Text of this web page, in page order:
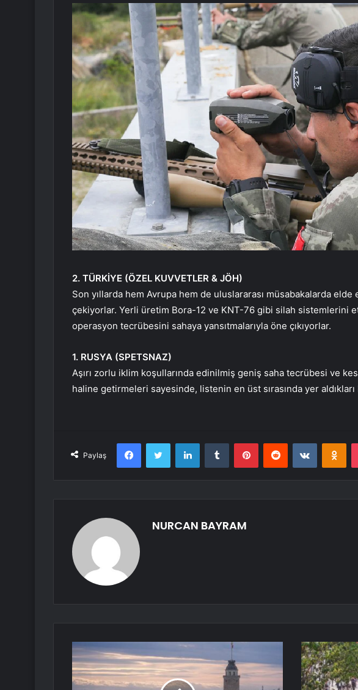
2. TÜRKİYE (ÖZEL KUVVETLER & JÖH)
Son yıllarda hem Avrupa hem de uluslararası müsabakalarda
çekiyorlar. Yerli üretim Bora-12 ve KNT-76 gibi silah sistemlerini
operasyon tecrübesini sahaya yansıtmalarıyla öne çıkıyorlar.
1. RUSYA (SPETSNAZ)
Aşırı zorlu iklim koşullarında edinilmiş geniş saha tecrübesi ve
haline getirmeleri sayesinde, listenin en üst sırasında yer
Paylaş
FacebookTwitter LinkedInTumblr PinterestReddit VKontakte
NURCAN BAYRAM